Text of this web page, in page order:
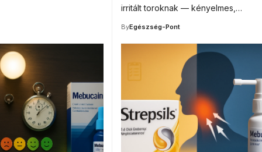
irritált toroknak — kényelmes,…
ByEgészség-Pont